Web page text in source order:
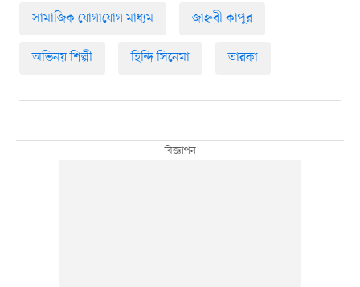
সামাজিক যোগাযোগ মাধ্যম জাহ্নবী কাপুর
অভিনয় শিল্পী হিন্দি সিনেমা তারকা